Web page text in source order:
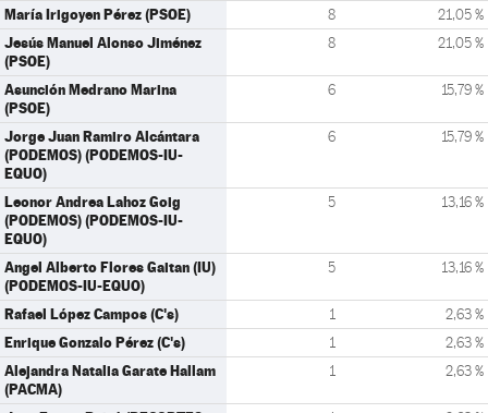
María Irigoyen Pérez (PSOE) 8 21,05 %
Jesús Manuel Alonso Jiménez
(PSOE)
8 21,05 %
Asunción Medrano Marina
(PSOE)
6 15,79 %
Jorge Juan Ramiro Alcántara
(PODEMOS) (PODEMOS-IU-
EQUO)
6 15,79 %
Leonor Andrea Lahoz Goig
(PODEMOS) (PODEMOS-IU-
EQUO)
5 13,16 %
Angel Alberto Flores Gaitan (IU)
(PODEMOS-IU-EQUO)
5 13,16 %
Rafael López Campos (C's) 1 2,63 %
Enrique Gonzalo Pérez (C's) 1 2,63 %
Alejandra Natalia Garate Hallam
(PACMA)
1 2,63 %